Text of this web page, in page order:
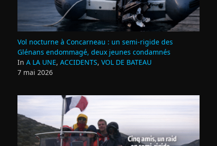
Vol nocturne à Concarneau : un semi‑rigide des
Glénans endommagé, deux jeunes condamnés
In A LA UNE, ACCIDENTS, VOL DE BATEAU
7 mai 2026